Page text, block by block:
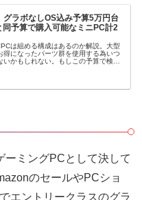
グラボなしOS込み予算5万円台
同予算で購入可能なミニPC計2
は組める構成はあるのか解説。大型
得になったパーツ群を使用する為いつ
いかもしれない。もしこの予算で検討
ミングPCとして決して
のセールやPCショ
エントリークラスのグラ